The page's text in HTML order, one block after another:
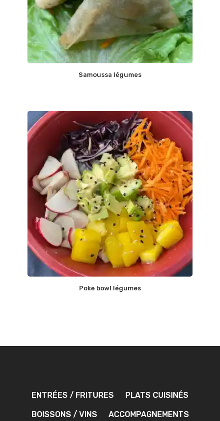
Samoussa légumes
Poke bowl légumes
ENTRÉES / FRITURES PLATS CUISINÉS
BOISSONS / VINS ACCOMPAGNEMENTS